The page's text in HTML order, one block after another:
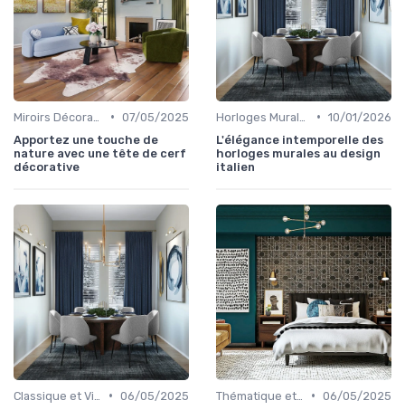
• 07/05/2025
Apportez une touche de
nature avec une tête de cerf
décorative
• 10/01/2026
L'élégance intemporelle des
horloges murales au design
italien
• 06/05/2025
• 06/05/2025